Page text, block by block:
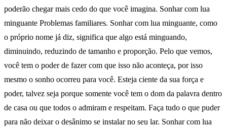
poderão chegar mais cedo do que você imagina. Sonhar com lua
minguante Problemas familiares. Sonhar com lua minguante, como
o próprio nome já diz, significa que algo está minguando,
diminuindo, reduzindo de tamanho e proporção. Pelo que vemos,
você tem o poder de fazer com que isso não aconteça, por isso
mesmo o sonho ocorreu para você. Esteja ciente da sua força e
poder, talvez seja porque somente você tem o dom da palavra dentro
de casa ou que todos o admiram e respeitam. Faça tudo o que puder
para não deixar o desânimo se instalar no seu lar. Sonhar com lua